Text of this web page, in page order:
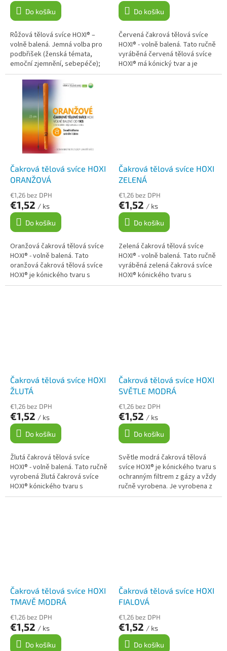
Do košíku
Růžová tělová svíce HOXI® –
volně balená. Jemná volba pro
podbřišek (ženská témata,
emoční zjemnění, sebepéče);
lze ji použít i na střed hrudníku
jako jemnější alternativu k...
Do košíku
Červená čakrová tělová svíce
HOXI® - volně balená. Tato ručně
vyráběná červená tělová svíce
HOXI® má kónický tvar a je
opatřena ochranným filtrem z
Čakrová tělová svíce HOXI
ORANŽOVÁ
€1,26 bez DPH
€1,52 / ks
Do košíku
Oranžová čakrová tělová svíce
HOXI® - volně balená. Tato
oranžová čakrová tělová svíce
HOXI® je kónického tvaru s
ochranným filtrem z gázy a je
Čakrová tělová svíce HOXI
ZELENÁ
€1,26 bez DPH
€1,52 / ks
Do košíku
Zelená čakrová tělová svíce
HOXI® - volně balená. Tato ručně
vyráběná zelená čakrová svíce
HOXI® kónického tvaru s
ochranným gázovým filtrem je
Čakrová tělová svíce HOXI
ŽLUTÁ
€1,26 bez DPH
€1,52 / ks
Do košíku
Žlutá čakrová tělová svíce
HOXI® - volně balená. Tato ručně
vyrobená žlutá čakrová svíce
HOXI® kónického tvaru s
ochranným gázovým filtrem je
Čakrová tělová svíce HOXI
SVĚTLE MODRÁ
€1,26 bez DPH
€1,52 / ks
Do košíku
Světle modrá čakrová tělová
svíce HOXI® je kónického tvaru s
ochranným filtrem z gázy a vždy
ručně vyrobena. Je vyrobena z
bavlněné tkaniny a včelího
Čakrová tělová svíce HOXI
TMAVĚ MODRÁ
€1,26 bez DPH
€1,52 / ks
Do košíku
Čakrová tělová svíce HOXI
FIALOVÁ
€1,26 bez DPH
€1,52 / ks
Do košíku